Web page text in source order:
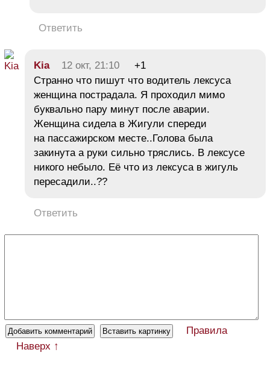
Ответить
Kia 12 окт, 21:10
+1
Странно что пишут что водитель лексуса
женщина пострадала. Я проходил мимо
буквально пару минут после аварии.
Женщина сидела в Жигули спереди
на пассажирском месте..Голова была
закинута а руки сильно тряслись. В лексусе
никого небыло. Её что из лексуса в жигуль
пересадили..??
Ответить
Правила
Наверх ↑